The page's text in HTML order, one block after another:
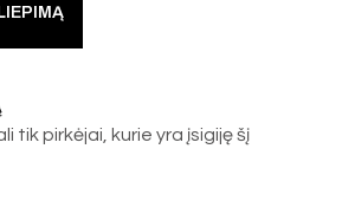
tik pirkėjai, kurie yra įsigiję šį